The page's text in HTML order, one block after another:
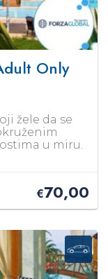
Only
žele da se
u miru.
€70,00